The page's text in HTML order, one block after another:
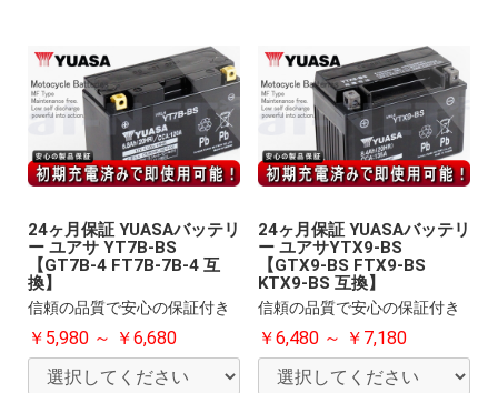
24ヶ月保証 YUASAバッテリ
ー ユアサ YT7B-BS
【GT7B-4 FT7B-7B-4 互
換】
信頼の品質で安心の保証付き
￥5,980 ～ ￥6,680
24ヶ月保証 YUASAバッテリ
ー ユアサYTX9-BS
【GTX9-BS FTX9-BS
KTX9-BS 互換】
信頼の品質で安心の保証付き
￥6,480 ～ ￥7,180